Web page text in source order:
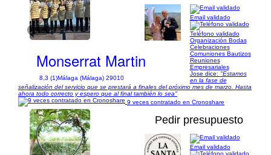
1/16
Monserrat Martin
8,3 (1)Málaga (Málaga) 29010
Email validado
Teléfono validado
Organización Bodas
Celebraciones
Comuniones Bautizos
Reuniones
Empresariales
Jose dice: "Estamos
en la fase de
señalización del servicio que se prestará a finales del próximo mes de marzo. Hasta
ahora todo correcto y espero que al final también lo sea"
9 veces contratado en Cronoshare
Pedir presupuesto
Email validado